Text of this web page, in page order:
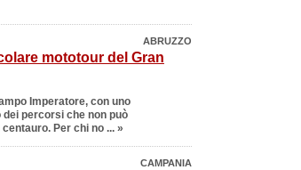
ABRUZZO
mototour del Gran
Imperatore, con uno
percorsi che non può
Per chi no ... »
CAMPANIA